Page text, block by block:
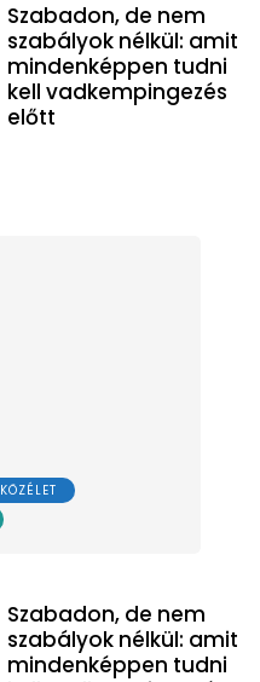
Szabadon, de nem
szabályok nélkül: amit
mindenképpen tudni
kell vadkempingezés
előtt
KÖZÉLET
Szabadon, de nem
szabályok nélkül: amit
mindenképpen tudni